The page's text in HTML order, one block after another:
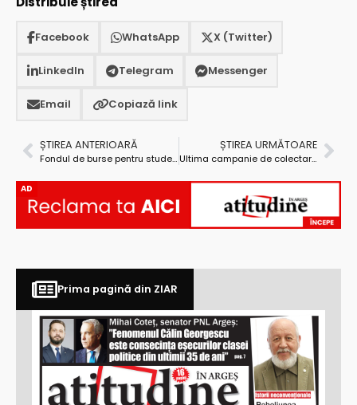
Facebook WhatsApp X (Twitter)
LinkedIn Telegram Messenger
Email Copiază link
ȘTIREA ANTERIOARĂ
Fondul de burse pentru studenți – redus și în 2026
ȘTIREA URMĂTOARE
Ultima campanie de colectare GRATUITĂ a deșeurilor voluminoase și DEEE, în Pitești!
AD
Prima pagină din ZIAR